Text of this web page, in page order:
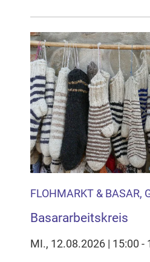
FLOHMARKT & BASAR,
Basararbeitskreis
MI., 12.08.2026 | 15:00 -